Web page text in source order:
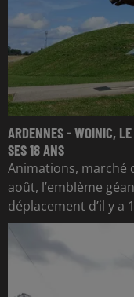
ARDENNES - WOINIC,
SES 18 ANS
Animations, marché
août, l’emblème
déplacement d’il y a